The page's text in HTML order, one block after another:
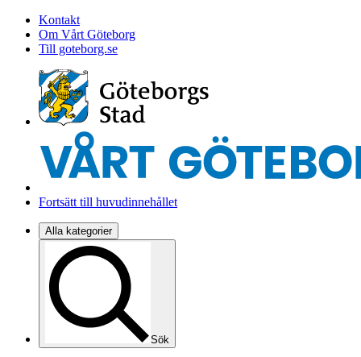
Kontakt
Om Vårt Göteborg
Till goteborg.se
Fortsätt till huvudinnehållet
Alla kategorier
Sök